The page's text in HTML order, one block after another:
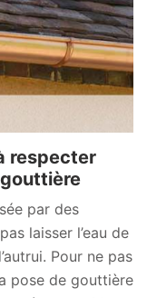
respecter
par des
laisser l’eau de
Pour ne pas
pose de gouttière